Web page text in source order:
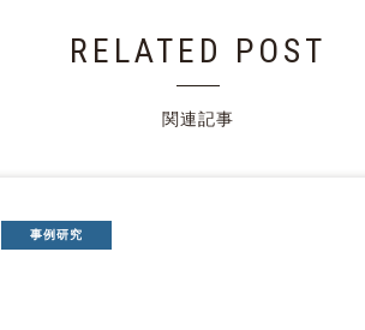
RELATED POST
関連記事
事例研究